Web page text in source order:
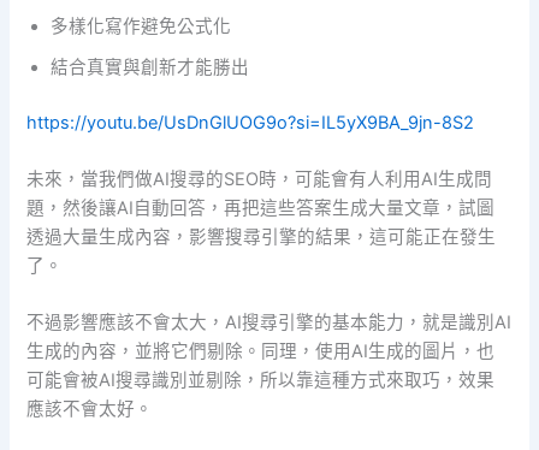
多樣化寫作避免公式化
結合真實與創新才能勝出
https://youtu.be/UsDnGlUOG9o?si=IL5yX9BA_9jn-8S2
未來，當我們做AI搜尋的SEO時，可能會有人利用AI生成問
題，然後讓AI自動回答，再把這些答案生成大量文章，試圖
透過大量生成內容，影響搜尋引擎的結果，這可能正在發生
了。
不過影響應該不會太大，AI搜尋引擎的基本能力，就是識別AI
生成的內容，並將它們剔除。同理，使用AI生成的圖片，也
可能會被AI搜尋識別並剔除，所以靠這種方式來取巧，效果
應該不會太好。